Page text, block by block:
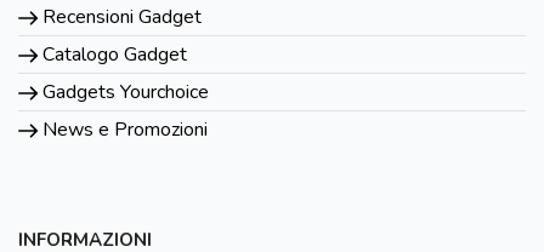
Recensioni Gadget
Catalogo Gadget
Gadgets Yourchoice
News e Promozioni
INFORMAZIONI